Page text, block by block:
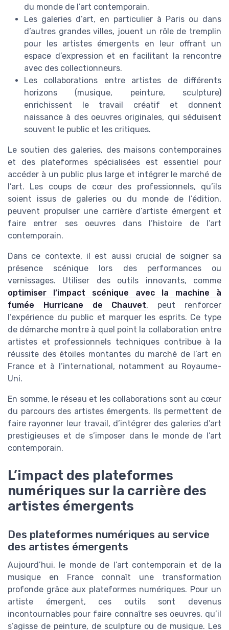
du monde de l’art contemporain.
Les galeries d’art, en particulier à Paris ou dans
d’autres grandes villes, jouent un rôle de tremplin
pour les artistes émergents en leur offrant un
espace d’expression et en facilitant la rencontre
avec des collectionneurs.
Les collaborations entre artistes de différents
horizons (musique, peinture, sculpture)
enrichissent le travail créatif et donnent
naissance à des oeuvres originales, qui séduisent
souvent le public et les critiques.
Le soutien des galeries, des maisons contemporaines
et des plateformes spécialisées est essentiel pour
accéder à un public plus large et intégrer le marché de
l’art. Les coups de cœur des professionnels, qu’ils
soient issus de galeries ou du monde de l’édition,
peuvent propulser une carrière d’artiste émergent et
faire entrer ses oeuvres dans l’histoire de l’art
contemporain.
Dans ce contexte, il est aussi crucial de soigner sa
présence scénique lors des performances ou
vernissages. Utiliser des outils innovants, comme
optimiser l’impact scénique avec la machine à
fumée Hurricane de Chauvet, peut renforcer
l’expérience du public et marquer les esprits. Ce type
de démarche montre à quel point la collaboration entre
artistes et professionnels techniques contribue à la
réussite des étoiles montantes du marché de l’art en
France et à l’international, notamment au Royaume-
Uni.
En somme, le réseau et les collaborations sont au cœur
du parcours des artistes émergents. Ils permettent de
faire rayonner leur travail, d’intégrer des galeries d’art
prestigieuses et de s’imposer dans le monde de l’art
contemporain.
L’impact des plateformes
numériques sur la carrière des
artistes émergents
Des plateformes numériques au service
des artistes émergents
Aujourd’hui, le monde de l’art contemporain et de la
musique en France connaît une transformation
profonde grâce aux plateformes numériques. Pour un
artiste émergent, ces outils sont devenus
incontournables pour faire connaître ses oeuvres, qu’il
s’agisse de peinture, de sculpture ou de musique. Les